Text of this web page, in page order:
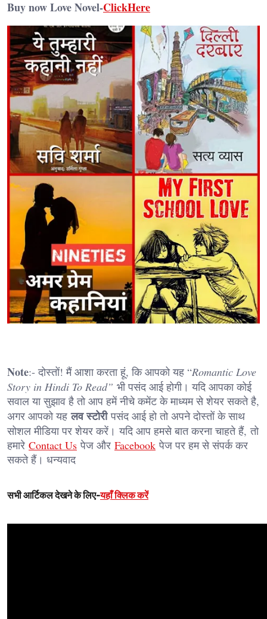
Buy now Love Novel-ClickHere
Note:- दोस्तों! मैं आशा करता हूं, कि आपको यह “Romantic Love
Story in Hindi To Read” भी पसंद आई होगी। यदि आपका कोई
सवाल या सुझाव है तो आप हमें नीचे कमेंट के माध्यम से शेयर सकते है,
अगर आपको यहलव स्टोरीपसंद आई हो तो अपने दोस्तों के साथ
सोशल मीडिया पर शेयर करें। यदि आप हमसे बात करना चाहते हैं, तो
हमारे Contact Us पेज और Facebook पेज पर हम से संपर्क कर
सकते हैं। धन्यवाद
सभी आर्टिकल देखने के लिए-यहाँ क्लिक करें